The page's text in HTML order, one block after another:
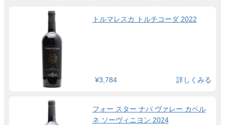
トルマレスカ トルチコーダ 2022
¥3,784 詳しくみる
フォー スター ナパ ヴァレー カベル
ネ ソーヴィニヨン 2024